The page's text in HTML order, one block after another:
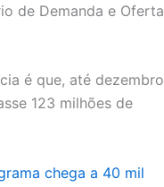
de Demanda e Oferta
é que, até dezembro
123 milhões de
chega a 40 mil